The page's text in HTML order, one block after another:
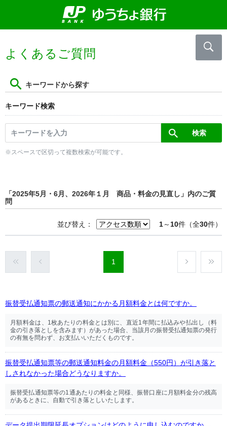
よくあるご質問
キーワードから探す
キーワード検索
※スペースで区切って複数検索が可能です。
「2025年5月・6月、2026年１月 商品・料金の見直し」内のご質
問
並び替え： 1～ 10件（全30件）
1
振替受払通知票の郵送通知にかかる月額料金とは何ですか。
月額料金は、1枚あたりの料金とは別に、直近1年間に払込みや払出し（料
金の引き落としを含みます）があった場合、当該月の振替受払通知票の発行
の有無を問わず、お支払いいただくものです。
振替受払通知票等の郵送通知料金の月額料金（550円）が引き落と
しされなかった場合どうなりますか。
振替受払通知票等の1通あたりの料金と同様、振替口座に月額料金分の残高
があるときに、自動で引き落としいたします。